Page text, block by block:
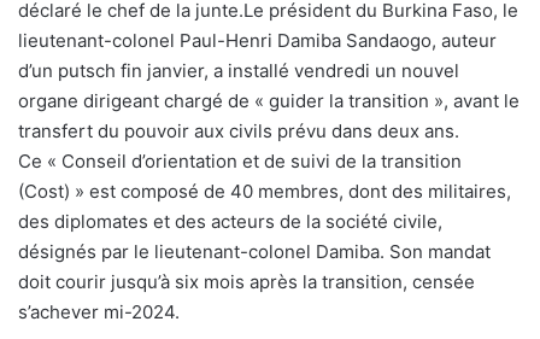
déclaré le chef de la junte.Le président du Burkina Faso, le
lieutenant-colonel Paul-Henri Damiba Sandaogo, auteur
d’un putsch fin janvier, a installé vendredi un nouvel
organe dirigeant chargé de « guider la transition », avant le
transfert du pouvoir aux civils prévu dans deux ans.
Ce « Conseil d’orientation et de suivi de la transition
(Cost) » est composé de 40 membres, dont des militaires,
des diplomates et des acteurs de la société civile,
désignés par le lieutenant-colonel Damiba. Son mandat
doit courir jusqu’à six mois après la transition, censée
s’achever mi-2024.